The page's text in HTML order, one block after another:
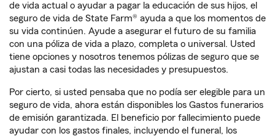
de vida actual o ayudar a pagar la educación de sus hijos, el
seguro de vida de State Farm® ayuda a que los momentos de
su vida continúen. Ayude a asegurar el futuro de su familia
con una póliza de vida a plazo, completa o universal. Usted
tiene opciones y nosotros tenemos pólizas de seguro que se
ajustan a casi todas las necesidades y presupuestos.
Por cierto, si usted pensaba que no podía ser elegible para un
seguro de vida, ahora están disponibles los Gastos funerarios
de emisión garantizada. El beneficio por fallecimiento puede
ayudar con los gastos finales, incluyendo el funeral, los